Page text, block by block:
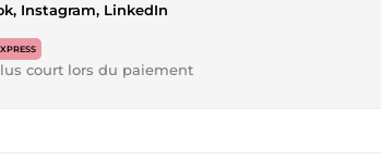
Instagram, LinkedIn
court lors du paiement